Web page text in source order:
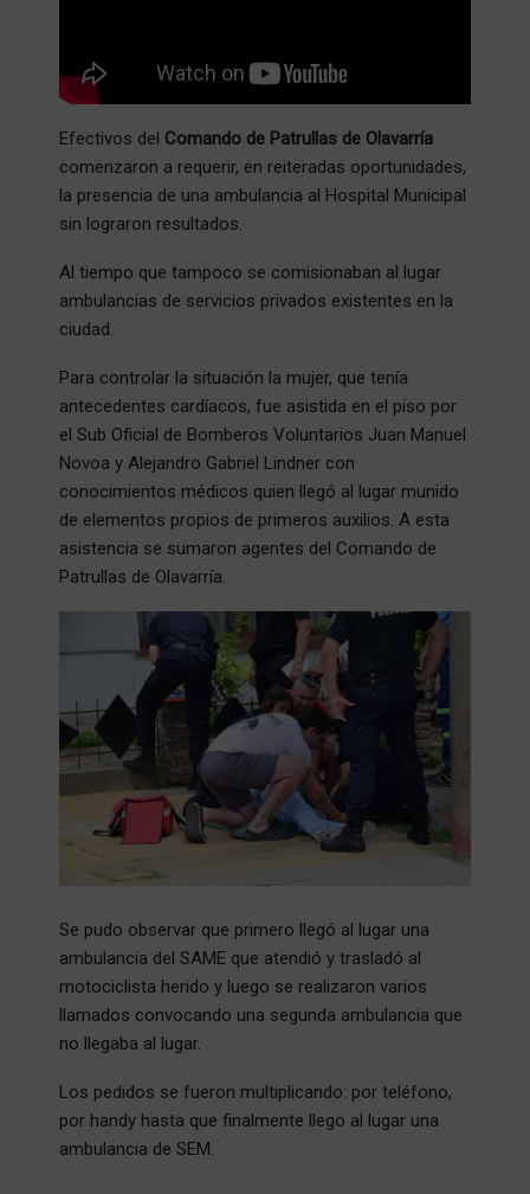
Efectivos del Comando de Patrullas de Olavarría
comenzaron a requerir, en reiteradas oportunidades,
la presencia de una ambulancia al Hospital Municipal
sin lograron resultados.
Al tiempo que tampoco se comisionaban al lugar
ambulancias de servicios privados existentes en la
ciudad.
Para controlar la situación la mujer, que tenía
antecedentes cardíacos, fue asistida en el piso por
el Sub Oficial de Bomberos Voluntarios Juan Manuel
Novoa y Alejandro Gabriel Lindner con
conocimientos médicos quien llegó al lugar munido
de elementos propios de primeros auxilios. A esta
asistencia se sumaron agentes del Comando de
Patrullas de Olavarría.
Se pudo observar que primero llegó al lugar una
ambulancia del SAME que atendió y trasladó al
motociclista herido y luego se realizaron varios
llamados convocando una segunda ambulancia que
no llegaba al lugar.
Los pedidos se fueron multiplicando: por teléfono,
por handy hasta que finalmente llego al lugar una
ambulancia de SEM.